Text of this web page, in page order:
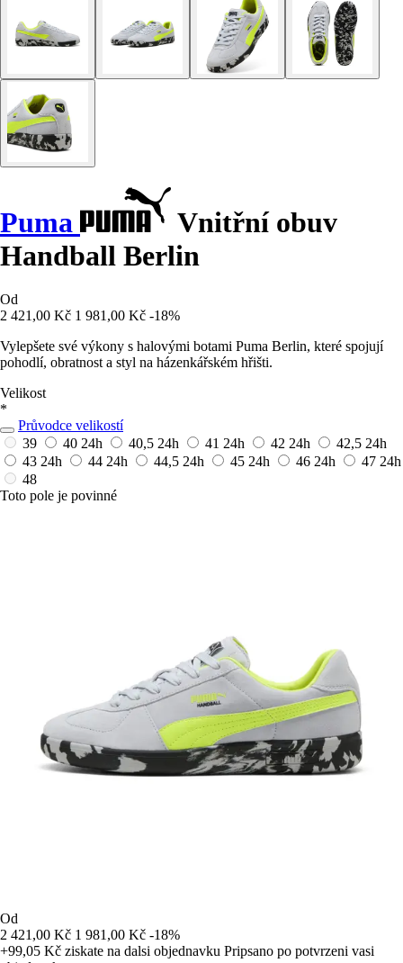
Puma
Vnitřní obuv
Handball Berlin
Od
2 421,00 Kč 1 981,00 Kč -18%
Vylepšete své výkony s halovými botami Puma Berlin, které spojují
pohodlí, obratnost a styl na házenkářském hřišti.
Velikost
*
Průvodce velikostí
39
40 24h 40,5 24h 41 24h 42 24h 42,5 24h
43 24h 44 24h 44,5 24h 45 24h 46 24h 47 24h
48
Toto pole je povinné
Od
2 421,00 Kč 1 981,00 Kč -18%
+99,05 Kč ziskate na dalsi objednavku Pripsano po potvrzeni vasi